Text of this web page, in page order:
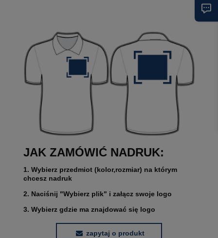
JAK ZAMÓWIĆ NADRUK:
1. Wybierz przedmiot (kolor,rozmiar) na którym
chcesz nadruk
2. Naciśnij "Wybierz plik" i załącz swoje logo
3. Wybierz gdzie ma znajdować się logo
zapytaj o produkt